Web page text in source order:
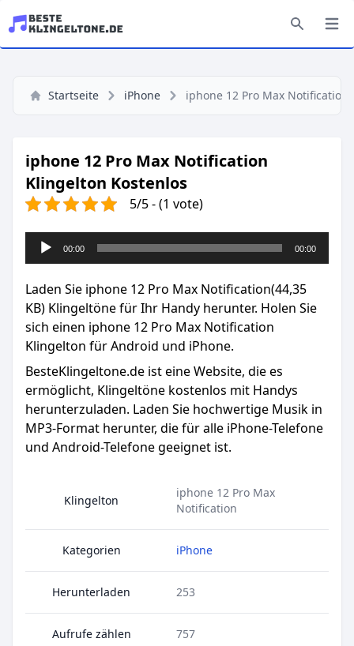
Startseite iPhone iphone 12 Pro Max Notification
iphone 12 Pro Max Notification
Klingelton Kostenlos
5/5 - (1 vote)
Audio-
Player
00:00 00:00
Laden Sie iphone 12 Pro Max Notification(44,35
KB) Klingeltöne für Ihr Handy herunter. Holen Sie
sich einen iphone 12 Pro Max Notification
Klingelton für Android und iPhone.
BesteKlingeltone.de ist eine Website, die es
ermöglicht, Klingeltöne kostenlos mit Handys
herunterzuladen. Laden Sie hochwertige Musik in
MP3-Format herunter, die für alle iPhone-Telefone
und Android-Telefone geeignet ist.
Klingelton
iphone 12 Pro Max
Notification
Kategorien iPhone
Herunterladen 253
Aufrufe zählen 757